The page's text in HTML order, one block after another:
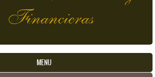
Financieras
MENU